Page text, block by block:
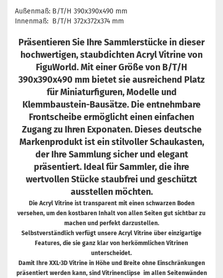
Außenmaß: B/T/H 390x390x490 mm
Innenmaß: B/T/H 372x372x374 mm
Präsentieren Sie Ihre Sammlerstücke in dieser
hochwertigen, staubdichten Acryl Vitrine von
FiguWorld. Mit einer Größe von B/T/H
390x390x490 mm bietet sie ausreichend Platz
für Miniaturfiguren, Modelle und
Klemmbaustein-Bausätze. Die entnehmbare
Frontscheibe ermöglicht einen einfachen
Zugang zu Ihren Exponaten. Dieses deutsche
Markenprodukt ist ein stilvoller Schaukasten,
der Ihre Sammlung sicher und elegant
präsentiert. Ideal für Sammler, die ihre
wertvollen Stücke staubfrei und geschützt
ausstellen möchten.
Die Acryl Vitrine ist transparent mit einen schwarzen Boden
versehen, um den kostbaren Inhalt von allen Seiten gut sichtbar zu
machen und perfekt darzustellen.
Selbstverständlich verfügt unsere Acryl Vitrine über einzigartige
Features, die sie ganz klar von herkömmlichen Vitrinen
unterscheidet.
Damit Ihre XXL-3D Vitrine in Höhe und Breite ohne Einschränkungen
präsentiert werden kann, sind Vitrinenclipse im allen Seitenwänden